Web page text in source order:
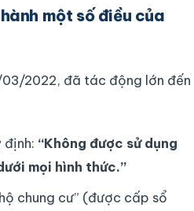
một số điều của
2022, đã tác động lớn đến
định: “Không được sử dụng
mọi hình thức.”
chung cư” (được cấp sổ